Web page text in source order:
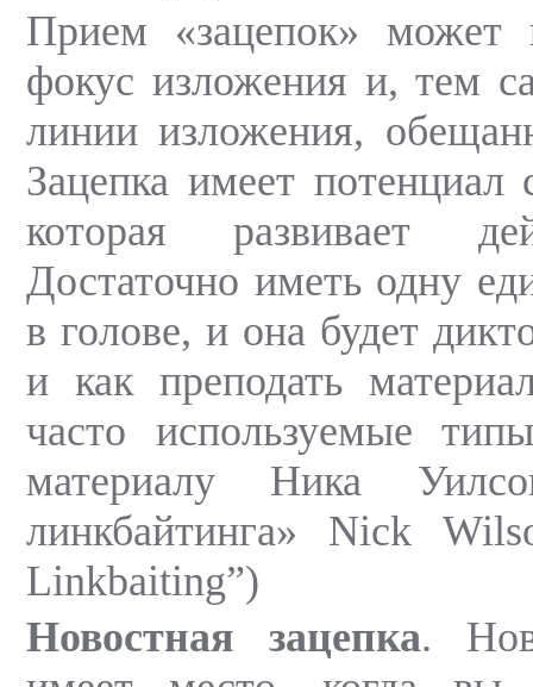
Прием «зацепок» может
фокус изложения и, тем
линии изложения,
Зацепка имеет потенциал
которая развивает
Достаточно иметь одну
в голове, и она будет
и как преподать
часто используемые
материалу Ника
линкбайтинга» Nick
Linkbaiting”)
Новостная зацепка.